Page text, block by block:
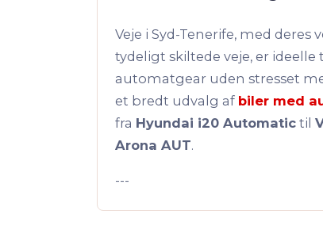
Veje i Syd-Tenerife, med
tydeligt skiltede veje, er
automatgear uden stresset
et bredt udvalg af biler med
fra Hyundai i20 Automatic til
Arona AUT.
---